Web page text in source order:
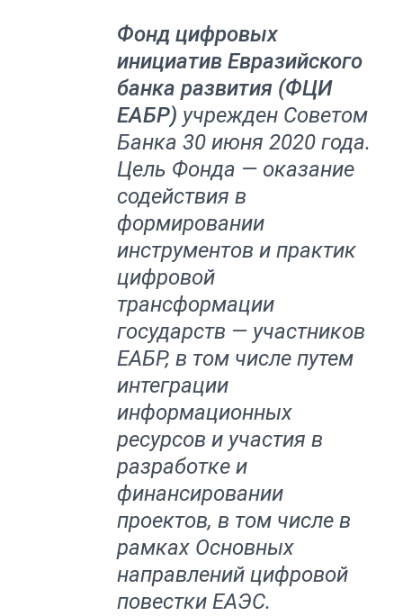
Фонд цифровых
инициатив Евразийского
банка развития (ФЦИ
ЕАБР) учрежден Советом
Банка 30 июня 2020 года.
Цель Фонда — оказание
содействия в
формировании
инструментов и практик
цифровой
трансформации
государств — участников
ЕАБР, в том числе путем
интеграции
информационных
ресурсов и участия в
разработке и
финансировании
проектов, в том числе в
рамках Основных
направлений цифровой
повестки ЕАЭС.